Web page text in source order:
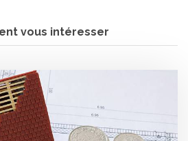
vous intéresser